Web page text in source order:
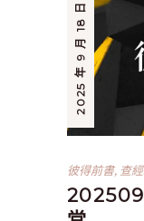
2025 年 9 月 18 日
彼得前書, 查